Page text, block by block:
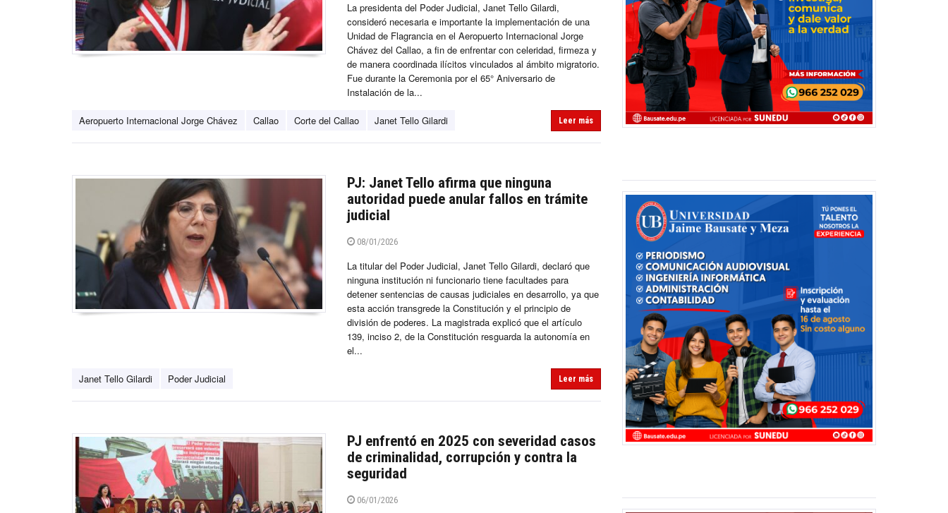
La presidenta del Poder Judicial, Janet Tello Gilardi,
consideró necesaria e importante la implementación de una
Unidad de Flagrancia en el Aeropuerto Internacional Jorge
Chávez del Callao, a fin de enfrentar con celeridad, firmeza y
de manera coordinada ilícitos vinculados al ámbito migratorio.
Fue durante la Ceremonia por el 65° Aniversario de
Instalación de la...
Aeropuerto Internacional Jorge Chávez Callao Corte del Callao Janet Tello Gilardi Leer más
PJ: Janet Tello afirma que ninguna
autoridad puede anular fallos en trámite
judicial
08/01/2026
La titular del Poder Judicial, Janet Tello Gilardi, declaró que
ninguna institución ni funcionario tiene facultades para
detener sentencias de causas judiciales en desarrollo, ya que
esta acción transgrede la Constitución y el principio de
división de poderes. La magistrada explicó que el artículo
139, inciso 2, de la Constitución resguarda la autonomía en
el...
Janet Tello Gilardi Poder Judicial Leer más
PJ enfrentó en 2025 con severidad casos
de criminalidad, corrupción y contra la
seguridad
06/01/2026